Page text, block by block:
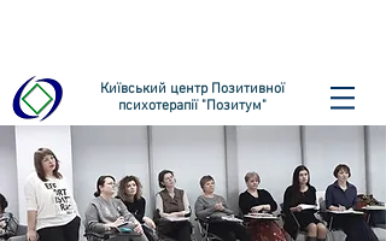
Київський центр Позитивної
психотерапії "Позитум"